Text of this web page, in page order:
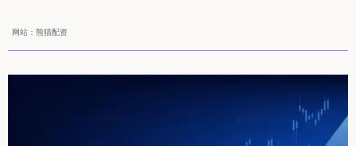
网站：熊猫配资